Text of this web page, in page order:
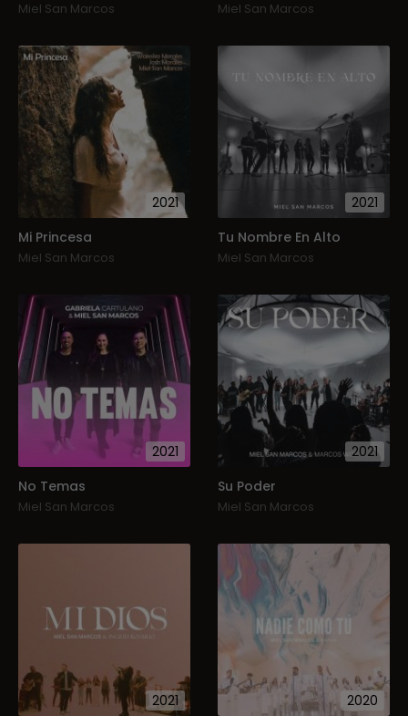
Miel San Marcos Miel San Marcos
2021
Mi Princesa
Miel San Marcos
2021
Tu Nombre En Alto
Miel San Marcos
2021
No Temas
Miel San Marcos
2021
Su Poder
Miel San Marcos
2021
2020